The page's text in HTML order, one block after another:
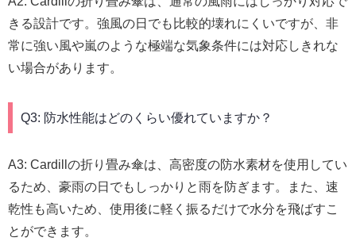
きる設計です。強風の日でも比較的壊れにくいですが、非
常に強い風や嵐のような極端な気象条件には対応しきれな
い場合があります。
Q3: 防水性能はどのくらい優れていますか？
A3: Cardillの折り畳み傘は、高密度の防水素材を使用してい
るため、豪雨の日でもしっかりと雨を防ぎます。また、速
乾性も高いため、使用後に軽く振るだけで水分を飛ばすこ
とができます。